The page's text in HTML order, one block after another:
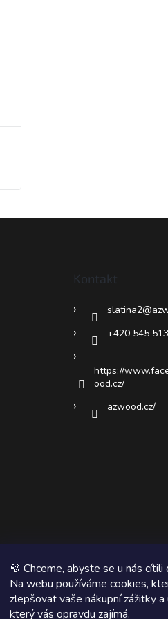
🍪 Chceme, abyste se u nás cítili
Na webu používáme cookies,
zlepšovat vaše nákupní zážitky a
který vás opravdu zajímá.
Kontakt
slatina2@
+420 545
https://
ood.cz/
azwood.cz/